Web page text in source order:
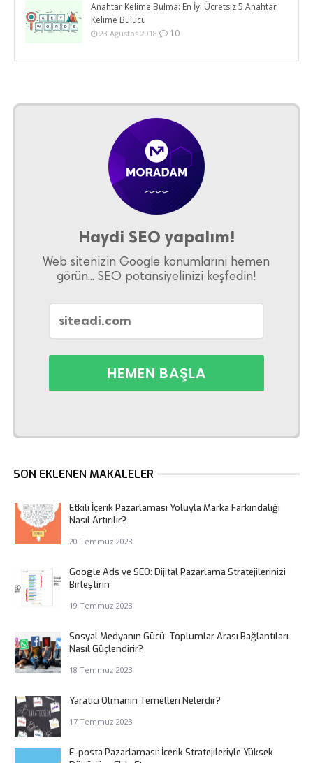
Anahtar Kelime Bulma: En İyi Ücretsiz 5 Anahtar
Kelime Bulucu
23 Ağustos 2018 10
Haydi SEO yapalım!
Web sitenizin Google konumlarını hemen
görün... SEO potansiyelinizi keşfedin!
SON EKLENEN MAKALELER
Etkili İçerik Pazarlaması Yoluyla Marka Farkındalığı
Nasıl Artırılır?
20 Temmuz 2023
Google Ads ve SEO: Dijital Pazarlama Stratejilerinizi
Birleştirin
19 Temmuz 2023
Sosyal Medyanın Gücü: Toplumlar Arası Bağlantıları
Nasıl Güçlendirir?
18 Temmuz 2023
Yaratıcı Olmanın Temelleri Nelerdir?
17 Temmuz 2023
E-posta Pazarlaması: İçerik Stratejileriyle Yüksek